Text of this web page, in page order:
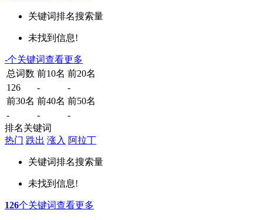
关键词排名搜索量
未找到信息!
-个关键词查看更多
总词数 前10名 前20名
126
-
-
前30名 前40名 前50名
-
-
-
排名关键词
热门 跌出 涨入 阿拉丁
关键词排名搜索量
未找到信息!
126个关键词查看更多